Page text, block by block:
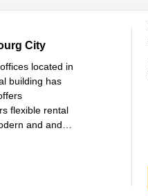
City
City
located in
building has
flexible rental
and and